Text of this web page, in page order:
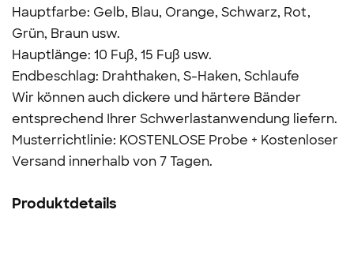
Hauptfarbe: Gelb, Blau, Orange, Schwarz, Rot,
Grün, Braun usw.
Hauptlänge: 10 Fuß, 15 Fuß usw.
Endbeschlag: Drahthaken, S-Haken, Schlaufe
Wir können auch dickere und härtere Bänder
entsprechend Ihrer Schwerlastanwendung liefern.
Musterrichtlinie: KOSTENLOSE Probe + Kostenloser
Versand innerhalb von 7 Tagen.
Produktdetails